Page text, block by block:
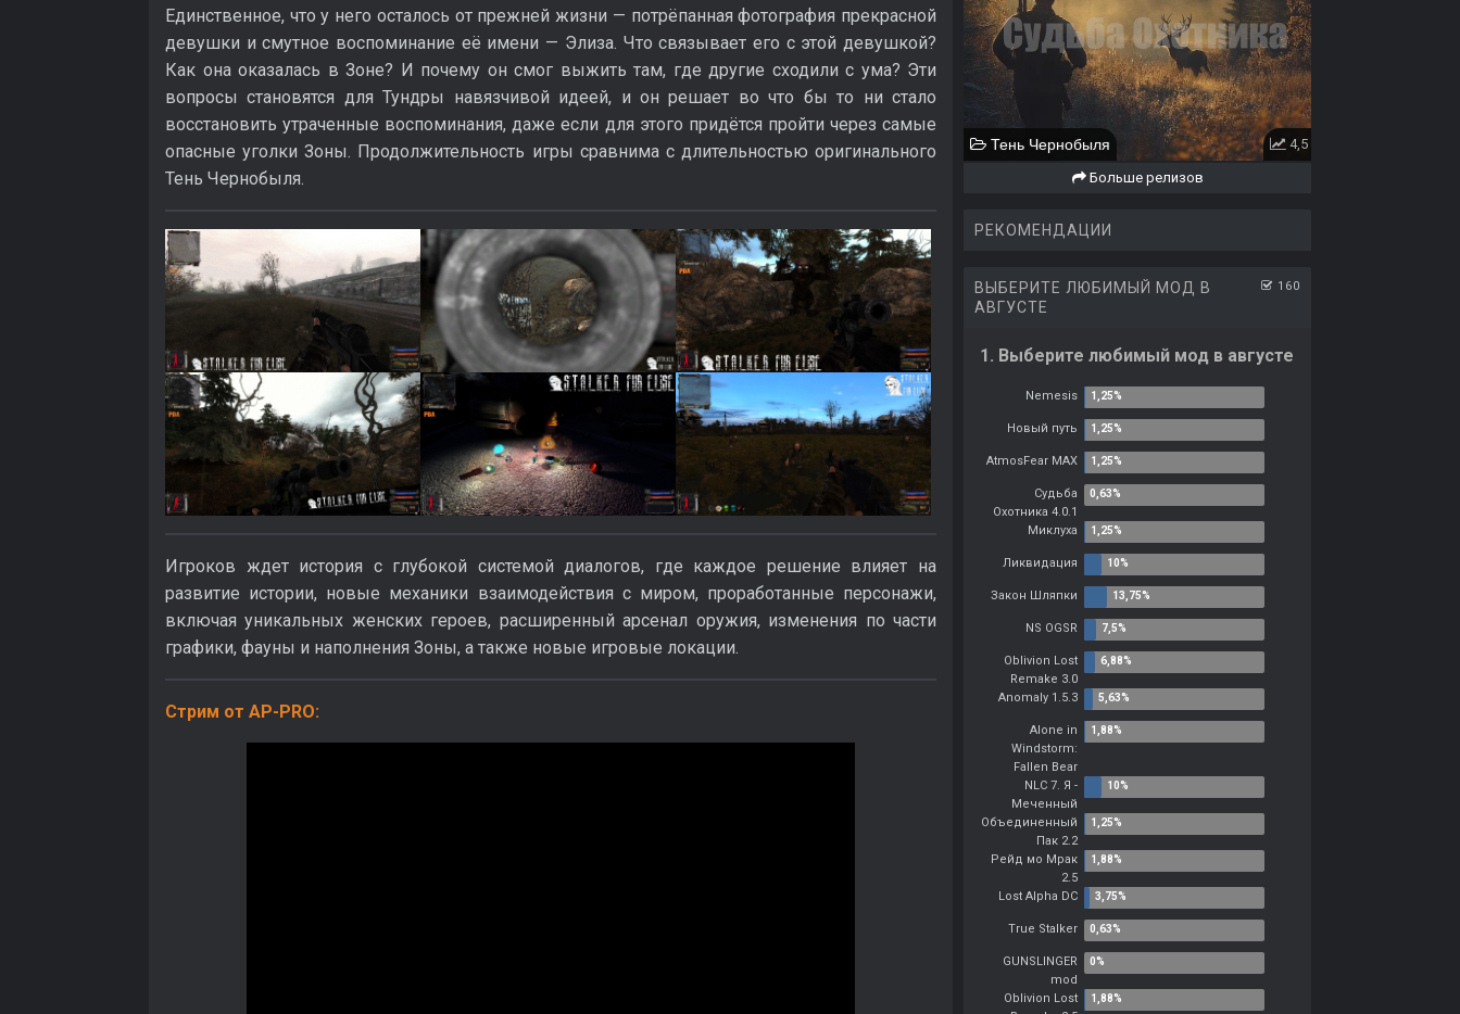
Единственное, что у него осталось от прежней жизни — потрёпанная фотография прекрасной
девушки и смутное воспоминание её имени — Элиза. Что связывает его с этой девушкой?
Как она оказалась в Зоне? И почему он смог выжить там, где другие сходили с ума? Эти
вопросы становятся для Тундры навязчивой идеей, и он решает во что бы то ни стало
восстановить утраченные воспоминания, даже если для этого придётся пройти через самые
опасные уголки Зоны. Продолжительность игры сравнима с длительностью оригинального
Тень Чернобыля.
Игроков ждет история с глубокой системой диалогов, где каждое решение влияет на
развитие истории, новые механики взаимодействия с миром, проработанные персонажи,
включая уникальных женских героев, расширенный арсенал оружия, изменения по части
графики, фауны и наполнения Зоны, а также новые игровые локации.
Стрим от AP-PRO:
Тень Чернобыля 4,5
Больше релизов
РЕКОМЕНДАЦИИ
160
ВЫБЕРИТЕ ЛЮБИМЫЙ МОД В
АВГУСТЕ
1. Выберите любимый мод в августе
Nemesis
Новый путь
AtmosFear MAX
Судьба
Охотника 4.0.1
Миклуха
Ликвидация
Закон Шляпки
NS OGSR
Oblivion Lost
Remake 3.0
Anomaly 1.5.3
Alone in
Windstorm:
Fallen Bear
NLC 7. Я -
Меченный
Объединенный
Пак 2.2
Рейд мо Мрак
2.5
Lost Alpha DC
True Stalker
GUNSLINGER
mod
Oblivion Lost